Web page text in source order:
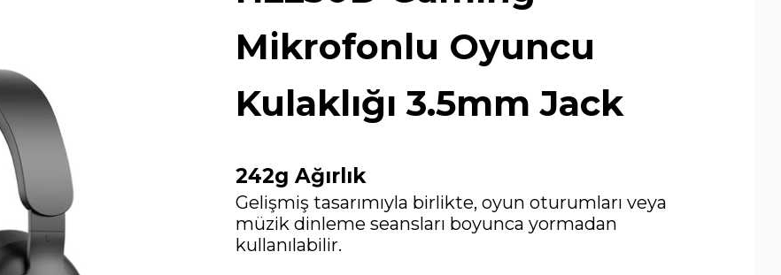
Mikrofonlu Oyuncu
Kulaklığı 3.5mm Jack
242g Ağırlık
Gelişmiş tasarımıyla birlikte, oyun oturumları veya
müzik dinleme seansları boyunca yormadan
kullanılabilir.